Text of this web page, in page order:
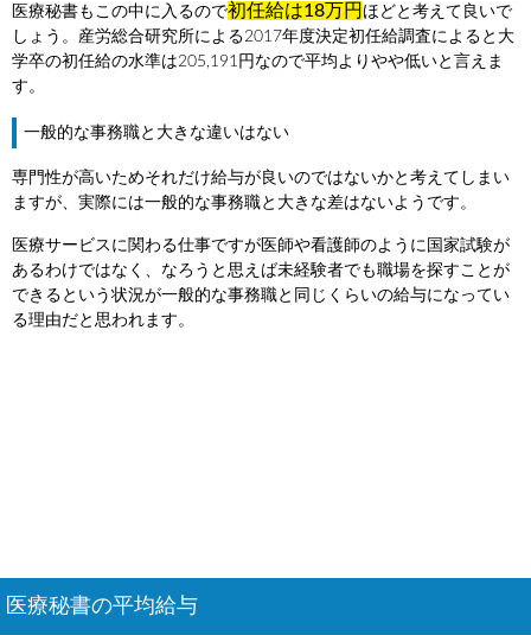
医療秘書もこの中に入るので初任給は18万円 ほどと考えて良いで
しょう。産労総合研究所による2017年度決定初任給調査によると大
学卒の初任給の水準は205,191円なので平均よりやや低いと言えま
す。
一般的な事務職と大きな違いはない
専門性が高いためそれだけ給与が良いのではないかと考えてしまい
ますが、実際には一般的な事務職と大きな差はないようです。
医療サービスに関わる仕事ですが医師や看護師のように国家試験が
あるわけではなく、なろうと思えば未経験者でも職場を探すことが
できるという状況が一般的な事務職と同じくらいの給与になってい
る理由だと思われます。
医療秘書の平均給与